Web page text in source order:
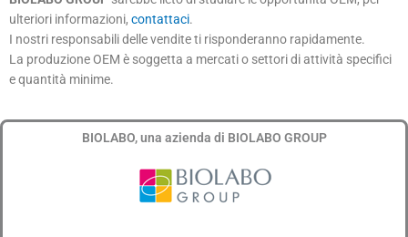
ulteriori informazioni, contattaci.
I nostri responsabili delle vendite ti risponderanno rapidamente.
La produzione OEM è soggetta a mercati o settori di attività specifici
e quantità minime.
BIOLABO, una azienda di BIOLABO GROUP